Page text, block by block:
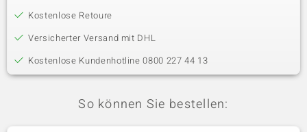
Kostenlose Retoure
Versicherter Versand mit DHL
Kostenlose Kundenhotline 0800 227 44 13
So können Sie bestellen: